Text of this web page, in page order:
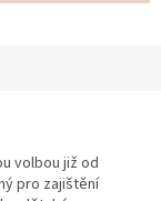
volbou již od
pro zajištění